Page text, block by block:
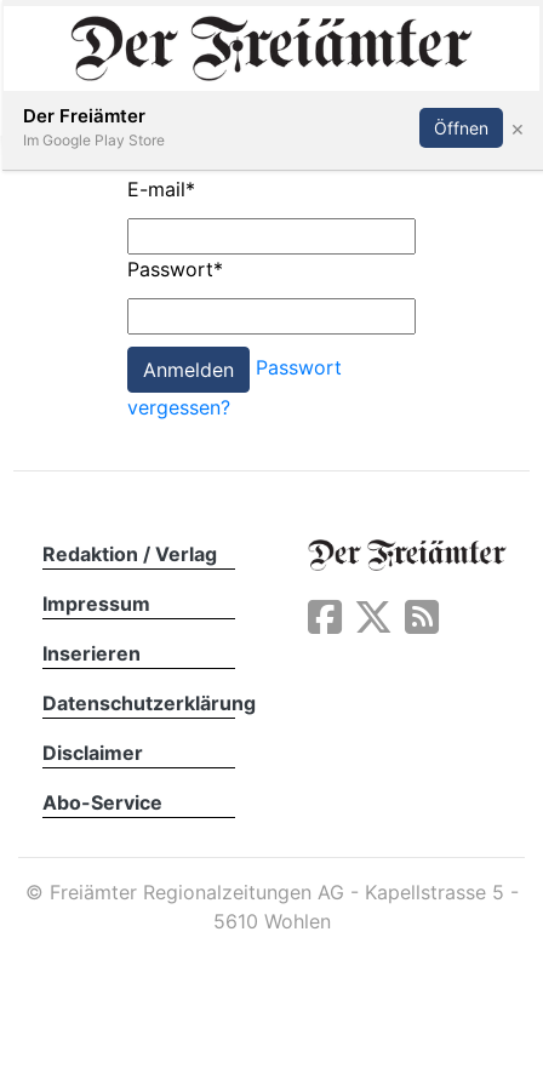
Paper
App
Inserieren Abonnieren Anmelden
E-mail*
Passwort*
Passwort
vergessen?
Redaktion / Verlag
Impressum
Inserieren
Datenschutzerklärung
Disclaimer
Abo-Service
© Freiämter Regionalzeitungen AG - Kapellstrasse 5 -
5610 Wohlen
Der Freiämter
Im Google Play Store
Öffnen ×